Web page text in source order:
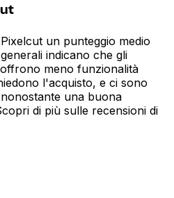
un punteggio medio
indicano che gli
meno funzionalità
l'acquisto, e ci sono
una buona
di più sulle recensioni di